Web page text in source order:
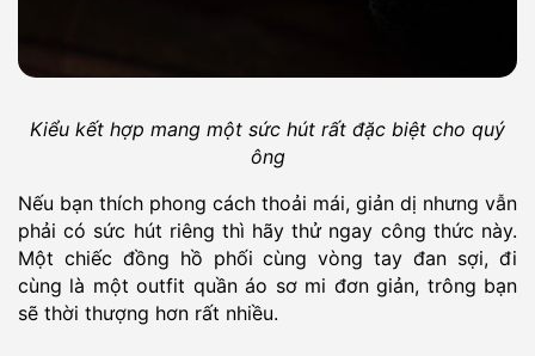
Kiểu kết hợp mang một sức hút rất đặc biệt cho quý
ông
Nếu bạn thích phong cách thoải mái, giản dị nhưng vẫn
phải có sức hút riêng thì hãy thử ngay công thức này.
Một chiếc đồng hồ phối cùng vòng tay đan sợi, đi
cùng là một outfit quần áo sơ mi đơn giản, trông bạn
sẽ thời thượng hơn rất nhiều.